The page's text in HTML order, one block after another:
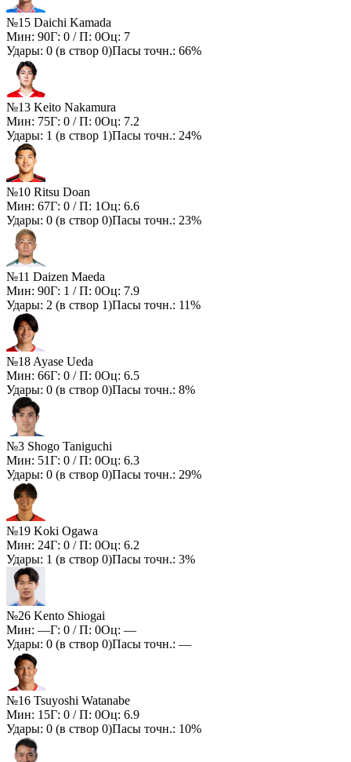
№15 Daichi Kamada
Мин: 90Г: 0 / П: 0Оц: 7
Удары: 0 (в створ 0)Пасы точн.: 66%
№13 Keito Nakamura
Мин: 75Г: 0 / П: 0Оц: 7.2
Удары: 1 (в створ 1)Пасы точн.: 24%
№10 Ritsu Doan
Мин: 67Г: 0 / П: 1Оц: 6.6
Удары: 0 (в створ 0)Пасы точн.: 23%
№11 Daizen Maeda
Мин: 90Г: 1 / П: 0Оц: 7.9
Удары: 2 (в створ 1)Пасы точн.: 11%
№18 Ayase Ueda
Мин: 66Г: 0 / П: 0Оц: 6.5
Удары: 0 (в створ 0)Пасы точн.: 8%
№3 Shogo Taniguchi
Мин: 51Г: 0 / П: 0Оц: 6.3
Удары: 0 (в створ 0)Пасы точн.: 29%
№19 Koki Ogawa
Мин: 24Г: 0 / П: 0Оц: 6.2
Удары: 1 (в створ 0)Пасы точн.: 3%
№26 Kento Shiogai
Мин: —Г: 0 / П: 0Оц: —
Удары: 0 (в створ 0)Пасы точн.: —
№16 Tsuyoshi Watanabe
Мин: 15Г: 0 / П: 0Оц: 6.9
Удары: 0 (в створ 0)Пасы точн.: 10%